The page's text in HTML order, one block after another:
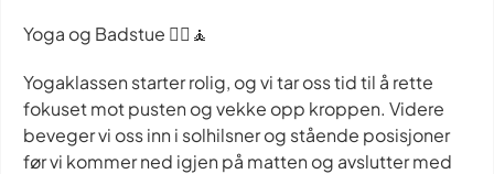
Yoga og Badstue 🧖‍♀️🧘
Yogaklassen starter rolig, og vi tar oss tid til å rette
fokuset mot pusten og vekke opp kroppen. Videre
beveger vi oss inn i solhilsner og stående posisjoner
før vi kommer ned igjen på matten og avslutter med